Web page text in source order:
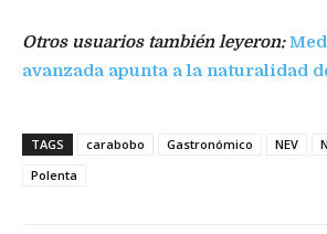
Otros usuarios también leyeron:
avanzada apunta a la naturalidad
TAGS carabobo Gastronómico NEV
Polenta